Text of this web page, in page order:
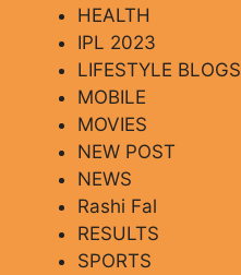
HEALTH
IPL 2023
LIFESTYLE BLOGS
MOBILE
MOVIES
NEW POST
NEWS
Rashi Fal
RESULTS
SPORTS